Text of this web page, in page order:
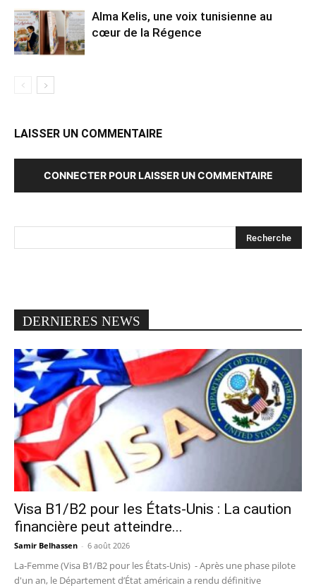
Alma Kelis, une voix tunisienne au
cœur de la Régence
LAISSER UN COMMENTAIRE
CONNECTER POUR LAISSER UN COMMENTAIRE
DERNIERES NEWS
Visa B1/B2 pour les États-Unis : La caution
financière peut atteindre...
Samir Belhassen - 6 août 2026
La-Femme (Visa B1/B2 pour les États-Unis) - Après une phase pilote
d'un an, le Département d’État américain a rendu définitive